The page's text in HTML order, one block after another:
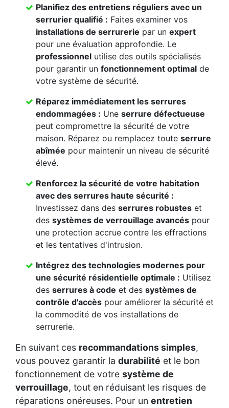
Planifiez des entretiens réguliers avec un
serrurier qualifié : Faites examiner vos
installations de serrurerie par un expert
pour une évaluation approfondie. Le
professionnel utilise des outils spécialisés
pour garantir un fonctionnement optimal de
votre système de sécurité.
Réparez immédiatement les serrures
endommagées : Une serrure défectueuse
peut compromettre la sécurité de votre
maison. Réparez ou remplacez toute serrure
abîmée pour maintenir un niveau de sécurité
élevé.
Renforcez la sécurité de votre habitation
avec des serrures haute sécurité :
Investissez dans des serrures robustes et
des systèmes de verrouillage avancés pour
une protection accrue contre les effractions
et les tentatives d'intrusion.
Intégrez des technologies modernes pour
une sécurité résidentielle optimale : Utilisez
des serrures à code et des systèmes de
contrôle d'accès pour améliorer la sécurité et
la commodité de vos installations de
serrurerie.
En suivant ces recommandations simples,
vous pouvez garantir la durabilité et le bon
fonctionnement de votre système de
verrouillage, tout en réduisant les risques de
réparations onéreuses. Pour un entretien